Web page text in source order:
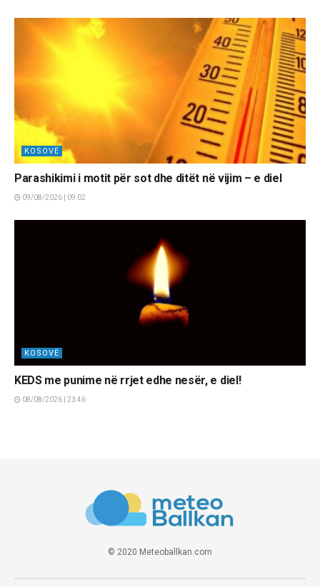
KOSOVË
Parashikimi i motit për sot dhe ditët në vijim – e diel
09/08/2026 | 09:02
KOSOVË
KEDS me punime në rrjet edhe nesër, e diel!
08/08/2026 | 23:46
© 2020 Meteoballkan.com